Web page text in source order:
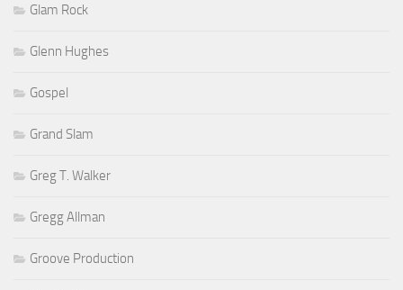
Glam Rock
Glenn Hughes
Gospel
Grand Slam
Greg T. Walker
Gregg Allman
Groove Production